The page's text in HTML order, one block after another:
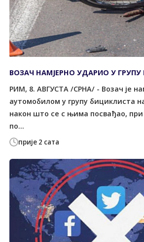
прије 2 сата
ВОЗАЧ НАМЈЕРНО УДАРИО У
РИМ, 8. АВГУСТА /СРНА/ - Возач је
аутомобилом у групу бициклиста
након што се с њима посвађао,
по...